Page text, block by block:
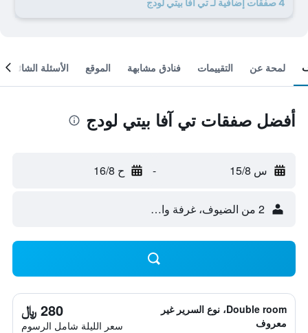
4 صفقات إضافية لـ تي آفا بيتي لودج
لمحة عن التقييمات فنادق مشابهة الموقع الأسئلة الشائعة
أفضل صفقات تي آفا بيتي لودج
س 15/8 - ح 16/8
2 من الضيوف، غرفة واحدة
Double room، نوع السرير غير
معروف
280 ﷼
سعر الليلة شامل الرسوم